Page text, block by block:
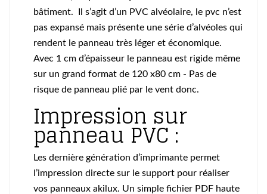
bâtiment. Il s’agit d’un PVC alvéolaire, le pvc n’est
pas expansé mais présente une série d’alvéoles qui
rendent le panneau très léger et économique.
Avec 1 cm d’épaisseur le panneau est rigide même
sur un grand format de 120 x80 cm - Pas de
risque de panneau plié par le vent donc.
Impression sur
panneau PVC :
Les dernière génération d’imprimante permet
l’impression directe sur le support pour réaliser
vos panneaux akilux. Un simple fichier PDF haute